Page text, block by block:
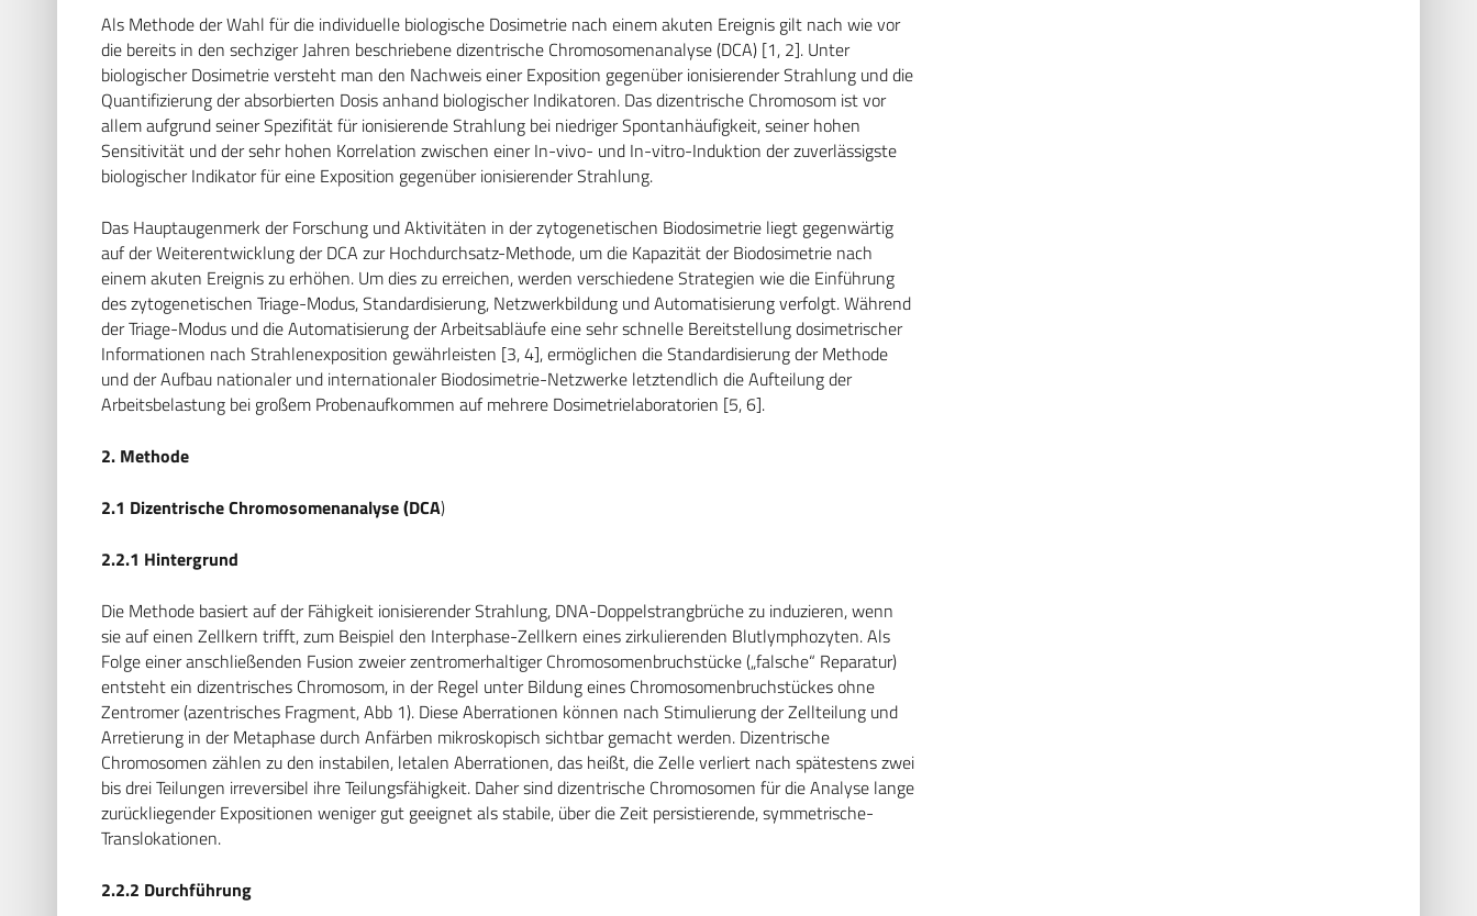
Als Methode der Wahl für die individuelle biologische Dosimetrie nach einem akuten Ereignis gilt nach wie vor
die bereits in den sechziger Jahren beschriebene dizentrische Chromosomenanalyse (DCA) [1, 2]. Unter
biologischer Dosimetrie versteht man den Nachweis einer Exposition gegenüber ionisierender Strahlung und die
Quantifizierung der absorbierten Dosis anhand biologischer Indikatoren. Das dizentrische Chromosom ist vor
allem aufgrund seiner Spezifität für ionisierende Strahlung bei niedriger Spontanhäufigkeit, seiner hohen
Sensitivität und der sehr hohen Korrelation zwischen einer In-vivo- und In-vitro-Induktion der zuverlässigste
biologischer Indikator für eine Exposition gegenüber ionisierender Strahlung.
Das Hauptaugenmerk der Forschung und Aktivitäten in der zytogenetischen Biodosimetrie liegt gegenwärtig
auf der Weiterentwicklung der DCA zur Hochdurchsatz-Methode, um die Kapazität der Biodosimetrie nach
einem akuten Ereignis zu erhöhen. Um dies zu erreichen, werden verschiedene Strategien wie die Einführung
des zytogenetischen Triage-Modus, Standardisierung, Netzwerkbildung und Automatisierung verfolgt. Während
der Triage-Modus und die Automatisierung der Arbeitsabläufe eine sehr schnelle Bereitstellung dosimetrischer
Informationen nach Strahlenexposition gewährleisten [3, 4], ermöglichen die Standardisierung der Methode
und der Aufbau nationaler und internationaler Biodosimetrie-Netzwerke letztendlich die Aufteilung der
Arbeitsbelastung bei großem Probenaufkommen auf mehrere Dosimetrielaboratorien [5, 6].
2. Methode
2.1 Dizentrische Chromosomenanalyse (DCA)
2.2.1 Hintergrund
Die Methode basiert auf der Fähigkeit ionisierender Strahlung, DNA-Doppelstrangbrüche zu induzieren, wenn
sie auf einen Zellkern trifft, zum Beispiel den Interphase-Zellkern eines zirkulierenden Blutlymphozyten. Als
Folge einer anschließenden Fusion zweier zentromerhaltiger Chromosomenbruchstücke („falsche“ Reparatur)
entsteht ein dizentrisches Chromosom, in der Regel unter Bildung eines Chromosomenbruchstückes ohne
Zentromer (azentrisches Fragment, Abb 1). Diese Aberrationen können nach Stimulierung der Zellteilung und
Arretierung in der Metaphase durch Anfärben mikroskopisch sichtbar gemacht werden. Dizentrische
Chromosomen zählen zu den instabilen, letalen Aberrationen, das heißt, die Zelle verliert nach spätestens zwei
bis drei Teilungen irreversibel ihre Teilungsfähigkeit. Daher sind dizentrische Chromosomen für die Analyse lange
zurückliegender Expositionen weniger gut geeignet als stabile, über die Zeit persistierende, symmetrische-
Translokationen.
2.2.2 Durchführung